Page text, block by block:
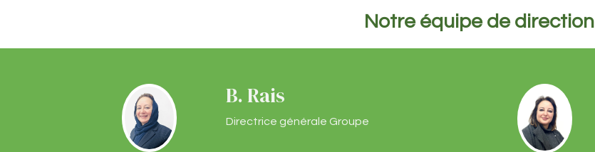
Notre équipe de direction
B. Rais
Directrice générale Groupe